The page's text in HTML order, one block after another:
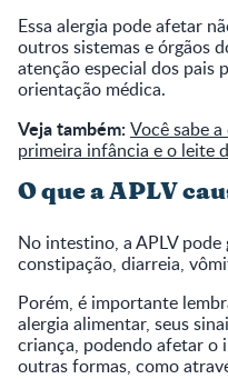
Essa alergia pode afetar
outros sistemas e órgãos
atenção especial dos pais
orientação médica.
Veja também:Você sabe
primeira infância e o leite
O que a APLV
No intestino, a APLV
constipação, diarreia,
Porém, é importante
alergia alimentar, seus
criança, podendo afetar o
outras formas, como